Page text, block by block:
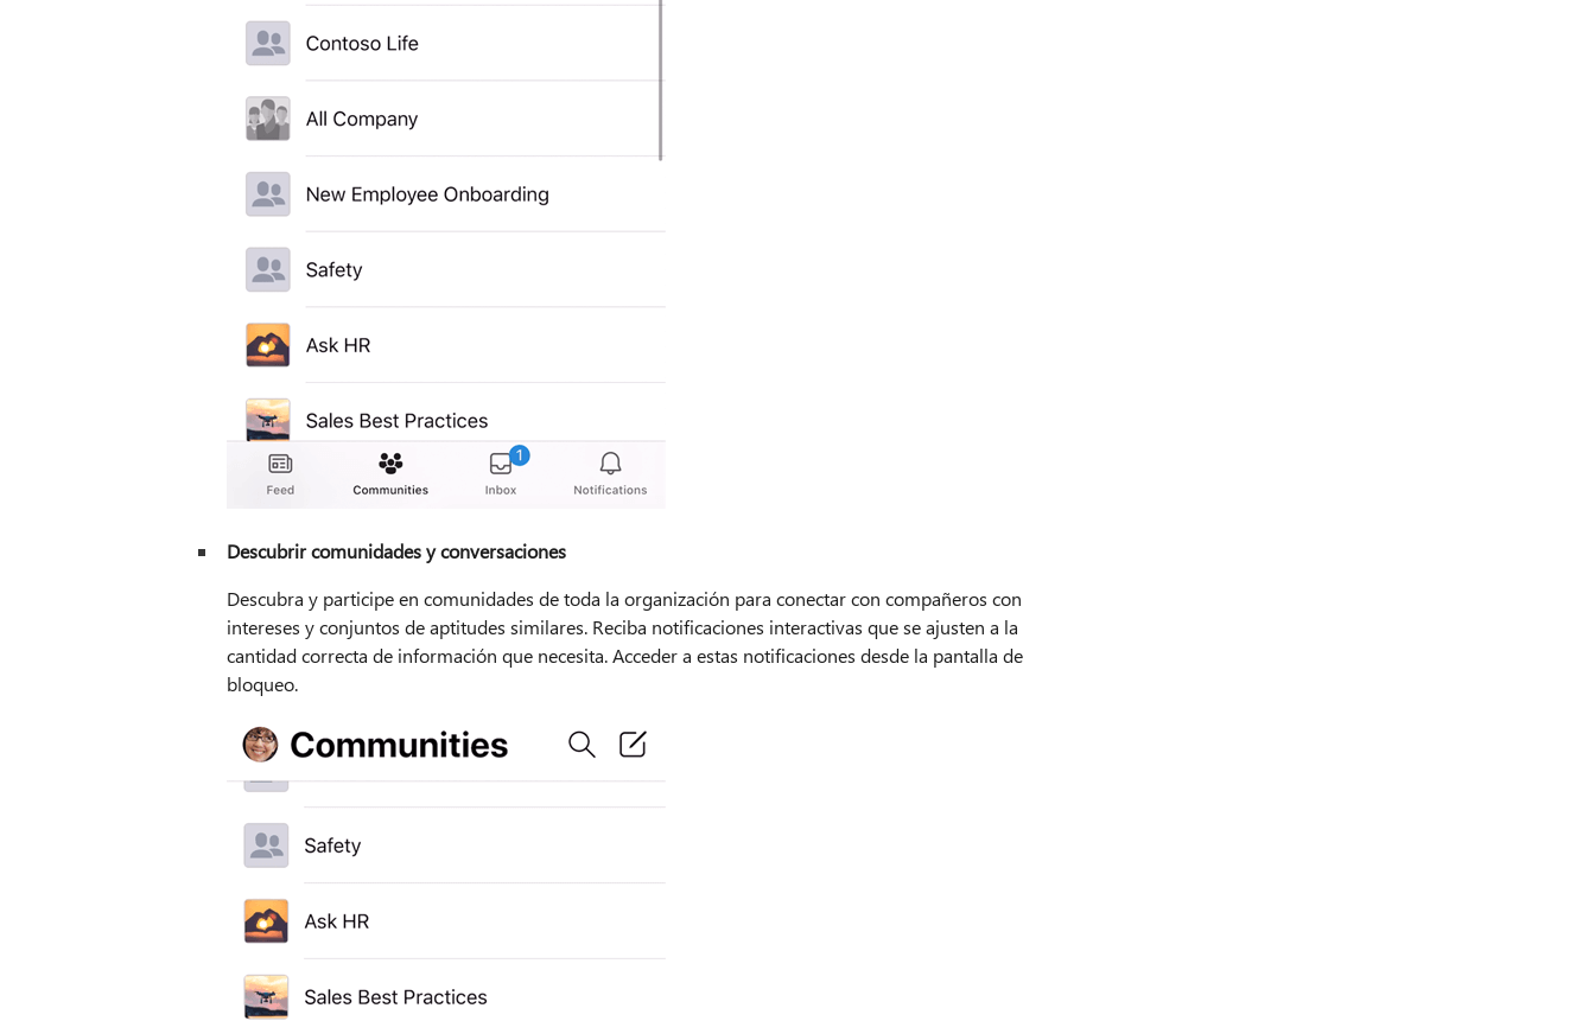
Descubrir comunidades y conversaciones
Descubra y participe en comunidades de toda la organización para conectar con compañeros con
intereses y conjuntos de aptitudes similares. Reciba notificaciones interactivas que se ajusten a la
cantidad correcta de información que necesita. Acceder a estas notificaciones desde la pantalla de
bloqueo.